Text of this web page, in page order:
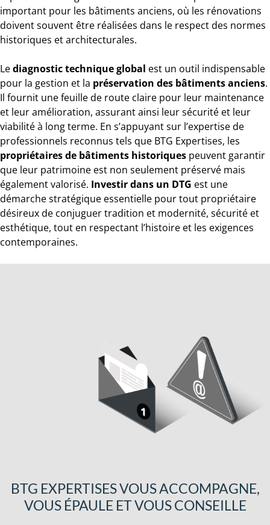
important pour les bâtiments anciens, où les rénovations
doivent souvent être réalisées dans le respect des normes
historiques et architecturales.
Lediagnostic technique global est un outil indispensable
pour la gestion et la préservation des bâtiments anciens.
Il fournit une feuille de route claire pour leur maintenance
et leur amélioration, assurant ainsi leur sécurité et leur
viabilité à long terme. En s’appuyant sur l’expertise de
professionnels reconnus tels que BTG Expertises, les
propriétaires de bâtiments historiques peuvent garantir
que leur patrimoine est non seulement préservé mais
également valorisé. Investir dans un DTG est une
démarche stratégique essentielle pour tout propriétaire
désireux de conjuguer tradition et modernité, sécurité et
esthétique, tout en respectant l’histoire et les exigences
contemporaines.
BTG EXPERTISES VOUS ACCOMPAGNE,
VOUS ÉPAULE ET VOUS CONSEILLE